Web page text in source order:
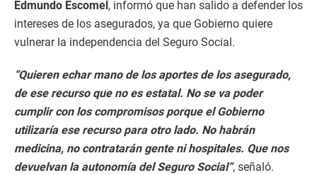
Edmundo Escomel , informó que han salido a defender los
intereses de los asegurados, ya que Gobierno quiere
vulnerar la independencia del Seguro Social.
“Quieren echar mano de los aportes de los asegurado,
de ese recurso que no es estatal. No se va poder
cumplir con los compromisos porque el Gobierno
utilizaría ese recurso para otro lado. No habrán
medicina, no contratarán gente ni hospitales. Que nos
devuelvan la autonomía del Seguro Social”, señaló.